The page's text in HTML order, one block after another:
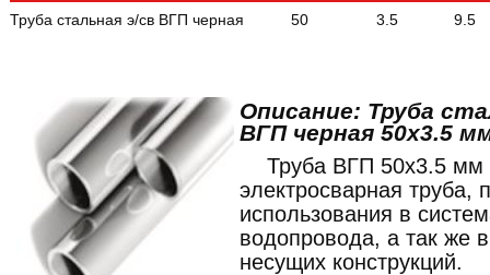
Труба стальная э/св ВГП черная 50 3.5 9.5
Описание: Труба
ВГП черная 50x3.5
Труба ВГП 50x3.5 мм
электросварная труба,
использования в
водопровода, а так же
несущих конструкций.